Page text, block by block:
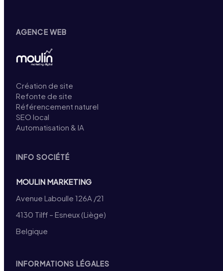
AGENCE WEB
Création de site
Refonte de site
Référencement naturel
SEO local
Automatisation & IA
INFO SOCIÉTÉ
MOULIN MARKETING
Avenue Laboulle 126A /21
4130 Tilff – Esneux (Liège)
Belgique
INFORMATIONS LÉGALES